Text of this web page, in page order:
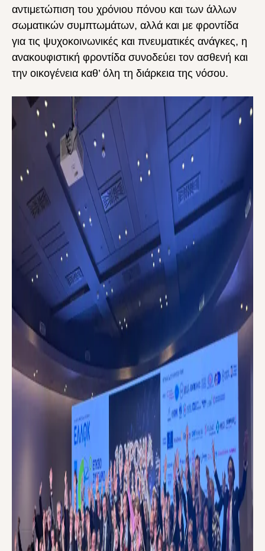
αντιμετώπιση του χρόνιου πόνου και των άλλων
σωματικών συμπτωμάτων, αλλά και με φροντίδα
για τις ψυχοκοινωνικές και πνευματικές ανάγκες, η
ανακουφιστική φροντίδα συνοδεύει τον ασθενή και
την οικογένεια καθ’ όλη τη διάρκεια της νόσου.